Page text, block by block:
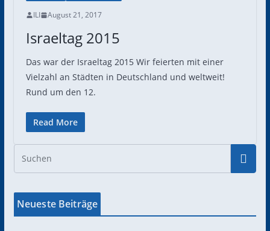
ILI August 21, 2017
Israeltag 2015
Das war der Israeltag 2015 Wir feierten mit einer
Vielzahl an Städten in Deutschland und weltweit!
Rund um den 12.
Read More
Neueste Beiträge